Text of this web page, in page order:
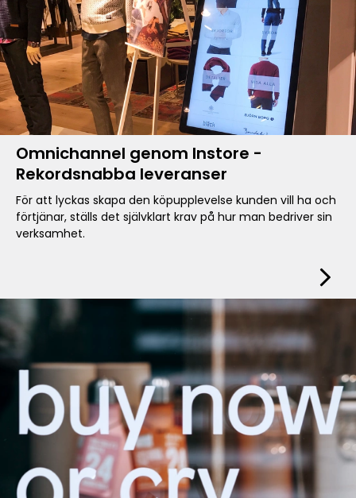
Omnichannel genom Instore -
Rekordsnabba leveranser
För att lyckas skapa den köpupplevelse kunden vill ha och
förtjänar, ställs det självklart krav på hur man bedriver sin
verksamhet.